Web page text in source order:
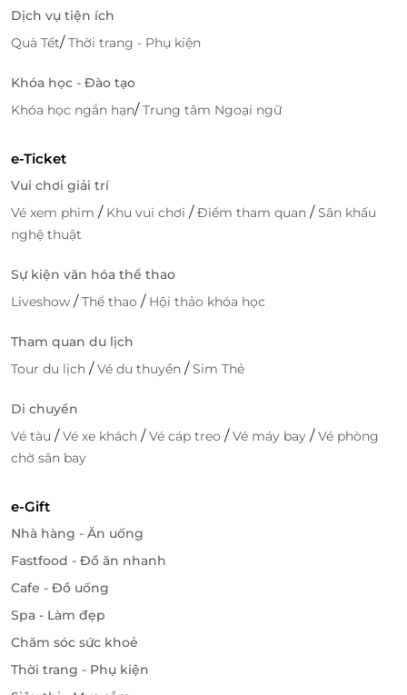
Dịch vụ tiện ích
Quà Tết/Thời trang - Phụ kiện
Khóa học - Đào tạo
Khóa học ngắn hạn/Trung tâm Ngoại ngữ
e-Ticket
Vui chơi giải trí
Vé xem phim / Khu vui chơi /Điểm tham quan /Sân khấu
nghệ thuật
Sự kiện văn hóa thể thao
Liveshow /Thể thao / Hội thảo khóa học
Tham quan du lịch
Tour du lịch /Vé du thuyền /Sim Thẻ
Di chuyển
Vé tàu /Vé xe khách /Vé cáp treo /Vé máy bay /Vé phòng
chờ sân bay
e-Gift
Nhà hàng - Ăn uống
Fastfood - Đồ ăn nhanh
Cafe - Đồ uống
Spa - Làm đẹp
Chăm sóc sức khoẻ
Thời trang - Phụ kiện